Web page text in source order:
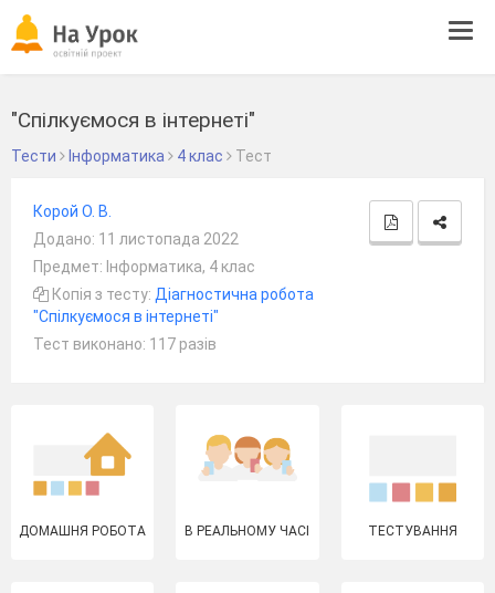
"Спілкуємося в інтернеті"
Тести Інформатика 4 клас Тест
Корой О. В.
Додано: 11 листопада 2022
Предмет: Інформатика, 4 клас
Копія з тесту: Діагностична робота
"Спілкуємося в інтернеті"
Тест виконано: 117 разів
ДОМАШНЯ РОБОТА В РЕАЛЬНОМУ ЧАСІ ТЕСТУВАННЯ